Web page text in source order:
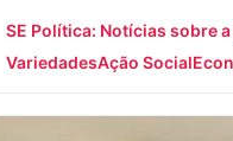
SE Política: Notícias sobre
VariedadesAção Social